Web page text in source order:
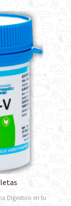
Digestivo en tu